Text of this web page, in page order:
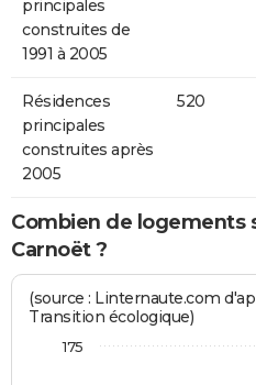
principales
construites de
1991 à 2005
Résidences
principales
construites après
2005
520
Combien de logements
Carnoët ?
(source : Linternaute.com
Transition écologique)
175